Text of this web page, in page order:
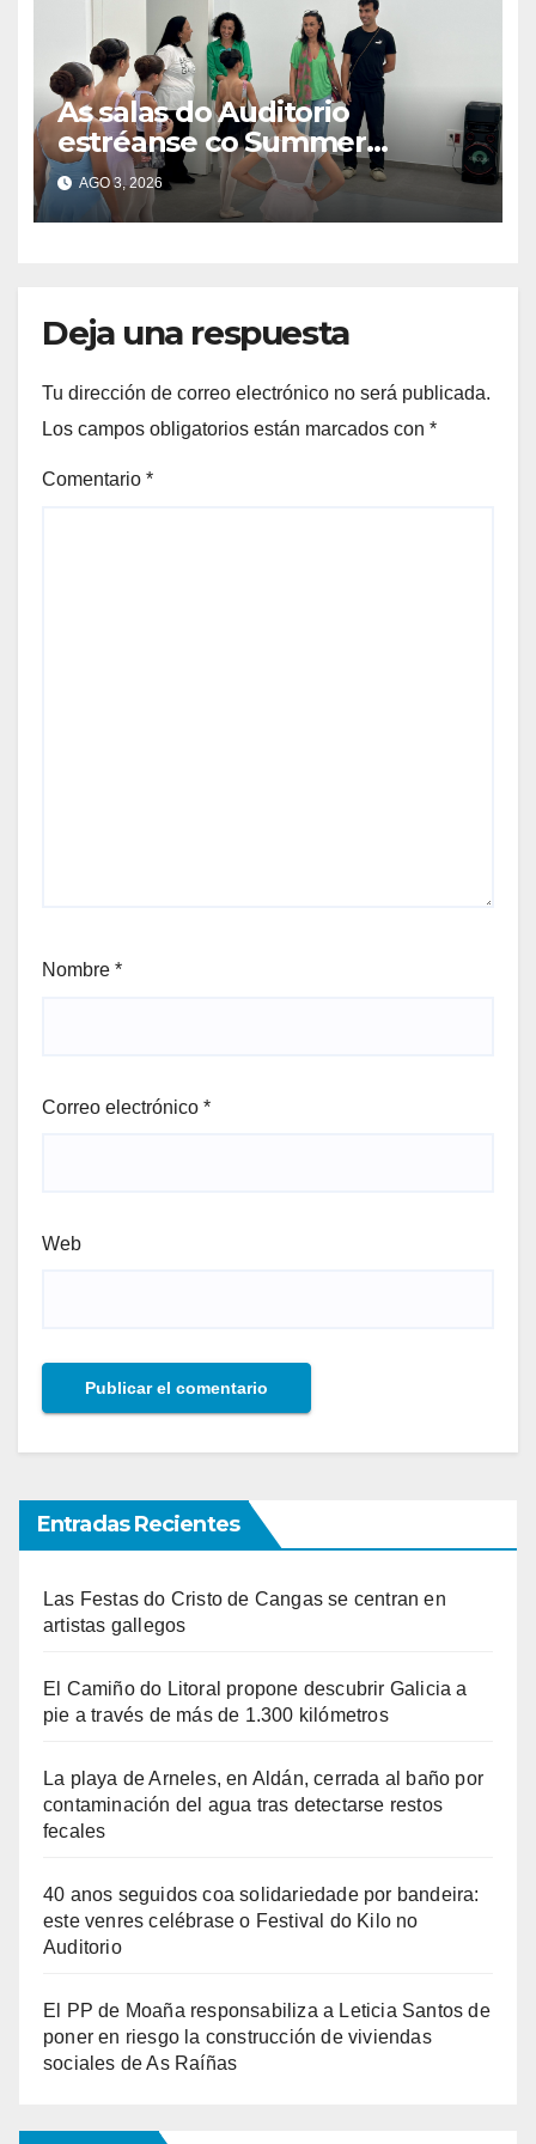
As salas do Auditorio
estréanse co Summer
Intensive do Ballet de Galicia
AGO 3, 2026
Deja una respuesta
Tu dirección de correo electrónico no será publicada.
Los campos obligatorios están marcados con *
Comentario *
Nombre *
Correo electrónico *
Web
Entradas Recientes
Las Festas do Cristo de Cangas se centran en
artistas gallegos
El Camiño do Litoral propone descubrir Galicia a
pie a través de más de 1.300 kilómetros
La playa de Arneles, en Aldán, cerrada al baño por
contaminación del agua tras detectarse restos
fecales
40 anos seguidos coa solidariedade por bandeira:
este venres celébrase o Festival do Kilo no
Auditorio
El PP de Moaña responsabiliza a Leticia Santos de
poner en riesgo la construcción de viviendas
sociales de As Raíñas